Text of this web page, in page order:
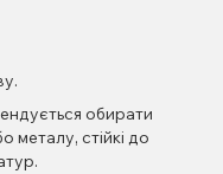
обирати
металу, стійкі до